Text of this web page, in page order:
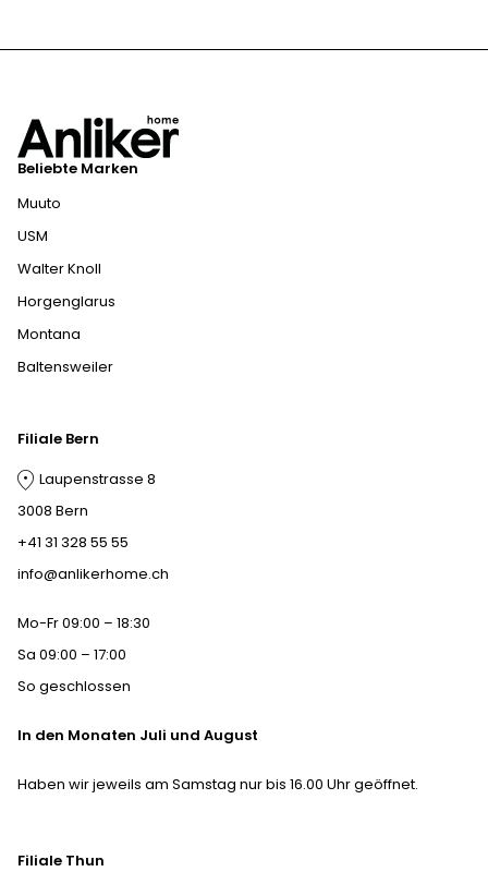
Beliebte Marken
Muuto
USM
Walter Knoll
Horgenglarus
Montana
Baltensweiler
Filiale Bern
Laupenstrasse 8
3008 Bern
+41 31 328 55 55
info@anlikerhome.ch
Mo-Fr 09:00 – 18:30
Sa 09:00 – 17:00
So geschlossen
In den Monaten Juli und August
Haben wir jeweils am Samstag nur bis 16.00 Uhr geöffnet.
Filiale Thun